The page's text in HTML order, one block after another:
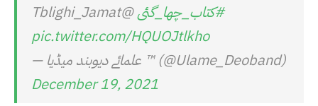
#کتاب_چھا_گئی@Tblighi_Jamat
pic.twitter.com/HQUOJtlkho
— علمائے دیوبند میڈیا ™️ (@Ulame_Deoband)
December 19, 2021